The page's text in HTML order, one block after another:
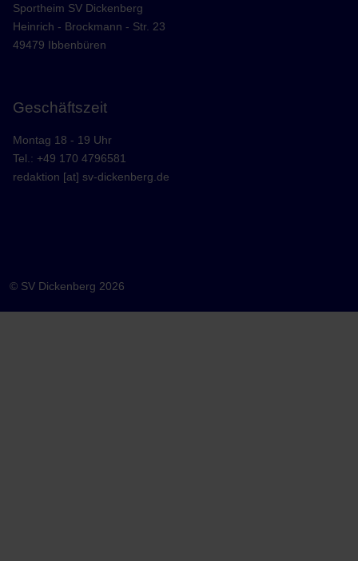
Sportheim SV Dickenberg
Heinrich - Brockmann - Str. 23
49479 Ibbenbüren
Geschäftszeit
Montag 18 - 19 Uhr
Tel.: +49 170 4796581
redaktion [at] sv-dickenberg.de
© SV Dickenberg 2026